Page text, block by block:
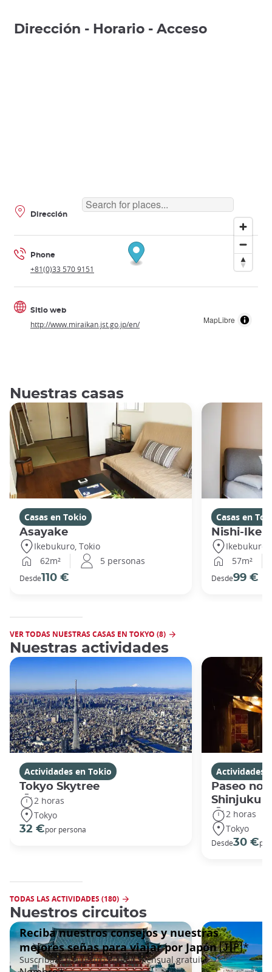
Dirección - Horario - Acceso
MapLibre
Dirección
Phone
+81(0)33 570 9151
Sitio web
http://www.miraikan.jst.go.jp/en/
Nuestras casas
Casas en Tokio
Asayake
Ikebukuro, Tokio
62m²
5 personas
Desde110 €
Casas en
Nishi-
Ikebukuro,
57m²
Desde99 €
VER TODAS NUESTRAS CASAS EN TOKYO (8)
Nuestras actividades
Actividades en Tokio
Tokyo Skytree
2 horas
Tokyo
32 €por persona
Actividades
Paseo
Shinjuku
2 horas
Tokyo
Desde30 €
TODAS LAS ACTIVIDADES (180)
Nuestros circuitos